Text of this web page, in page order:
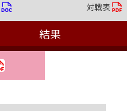
対戦表
結果